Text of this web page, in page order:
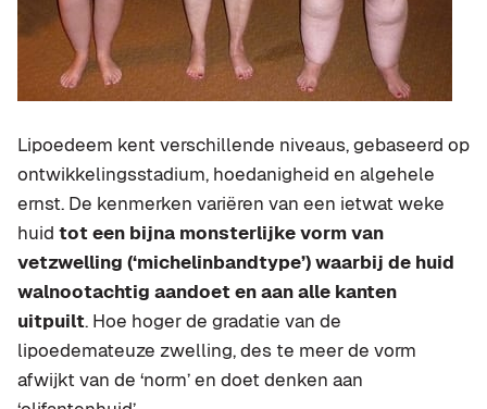
Lipoedeem kent verschillende niveaus, gebaseerd op
ontwikkelingsstadium, hoedanigheid en algehele
ernst. De kenmerken variëren van een ietwat weke
huid tot een bijna monsterlijke vorm van
vetzwelling (‘michelinbandtype’) waarbij de huid
walnootachtig aandoet en aan alle kanten
uitpuilt. Hoe hoger de gradatie van de
lipoedemateuze zwelling, des te meer de vorm
afwijkt van de ‘norm’ en doet denken aan